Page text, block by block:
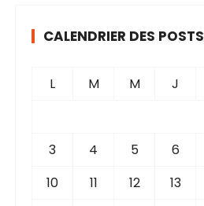
CALENDRIER DES POSTS
L M M J
3
4 5 6
10
11 12 13